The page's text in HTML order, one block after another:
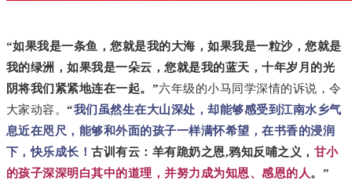
“如果我是一条鱼，您就是我的大海，如果我是一粒沙，您就是
我的绿洲，如果我是一朵云，您就是我的蓝天，十年岁月的光
阴将我们紧紧地连在一起。”六年级的小马同学深情的诉说，令
大家动容。“我们虽然生在大山深处，却能够感受到江南水乡气
息近在咫尺，能够和外面的孩子一样满怀希望，在书香的浸润
下，快乐成长！古训有云：羊有跪奶之恩,鸦知反哺之义， 甘小
的孩子深深明白其中的道理，并努力成为知恩、感恩的人。”